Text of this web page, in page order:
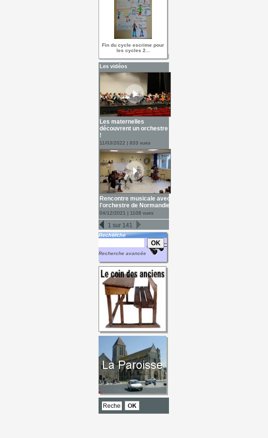
Fin du cycle escrime pour
les cycles 2...
Les vidéos
Les maternelles
découvrent un orchestre
!
11/03/2022 | 833 vues
Rencontre musicale avec
l'orchestre de Normandie
04/12/2021 | 1108 vues
1 sur 141
Recherche
Recherche avancée